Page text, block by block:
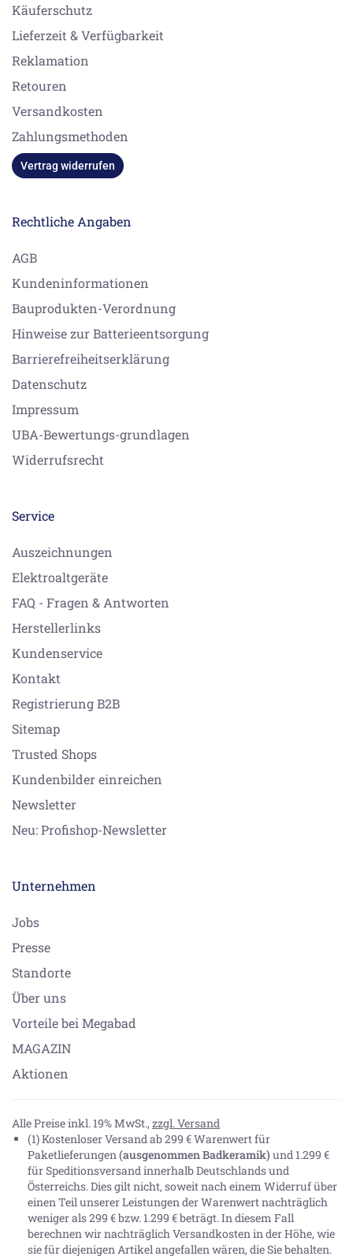
Käuferschutz
Lieferzeit & Verfügbarkeit
Reklamation
Retouren
Versandkosten
Zahlungsmethoden
Vertrag widerrufen
Rechtliche Angaben
AGB
Kundeninformationen
Bauprodukten-Verordnung
Hinweise zur Batterieentsorgung
Barrierefreiheitserklärung
Datenschutz
Impressum
UBA-Bewertungs-grundlagen
Widerrufsrecht
Service
Auszeichnungen
Elektroaltgeräte
FAQ - Fragen & Antworten
Herstellerlinks
Kundenservice
Kontakt
Registrierung B2B
Sitemap
Trusted Shops
Kundenbilder einreichen
Newsletter
Neu: Profishop-Newsletter
Unternehmen
Jobs
Presse
Standorte
Über uns
Vorteile bei Megabad
MAGAZIN
Aktionen
Alle Preise inkl. 19% MwSt., zzgl. Versand
(1) Kostenloser Versand ab 299 € Warenwert für
Paketlieferungen(ausgenommen Badkeramik) und 1.299 €
für Speditionsversand innerhalb Deutschlands und
Österreichs. Dies gilt nicht, soweit nach einem Widerruf über
einen Teil unserer Leistungen der Warenwert nachträglich
weniger als 299 € bzw. 1.299 € beträgt. In diesem Fall
berechnen wir nachträglich Versandkosten in der Höhe, wie
sie für diejenigen Artikel angefallen wären, die Sie behalten.